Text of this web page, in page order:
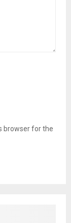
browser for the